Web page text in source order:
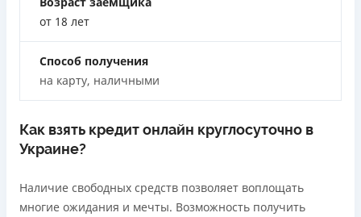
Лицензия переоформлена 18.03.2024 г.
Вся информация о кредите
ПОЛУЧИТЬ ЗАЙМ Подробнее
от 18 лет
Способ получения
на карту, наличными
Как взять кредит онлайн круглосуточно в
Украине?
Наличие свободных средств позволяет воплощать
многие ожидания и мечты. Возможность получить